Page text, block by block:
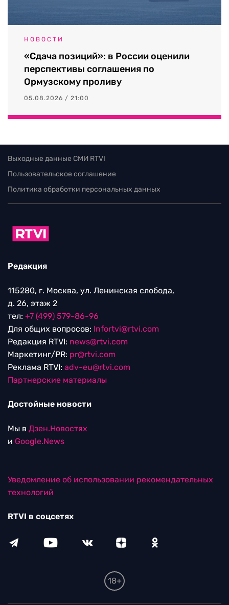
НОВОСТИ
«Сдача позиций»: в России оценили
перспективы соглашения по
Ормузскому проливу
05.08.2026 / 21:00
Выходные данные СМИ RTVI
Пользовательское соглашение
Политика обработки персональных данных
Редакция
115280, г. Москва, ул. Ленинская слобода,
д. 26, этаж 2
тел: +7 (499) 579-86-96
Для общих вопросов: Infortvi@rtvi.com
Редакция RTVI: news@rtvi.com
Маркетинг/PR: pr@rtvi.com
Реклама RTVI: adv-eu@rtvi.com
Партнерские материалы
Достойные новости
Мы в Дзен.Новостях
и Google.News
Уведомление об использовании рекомендательных
технологий
RTVI в соцсетях
18+